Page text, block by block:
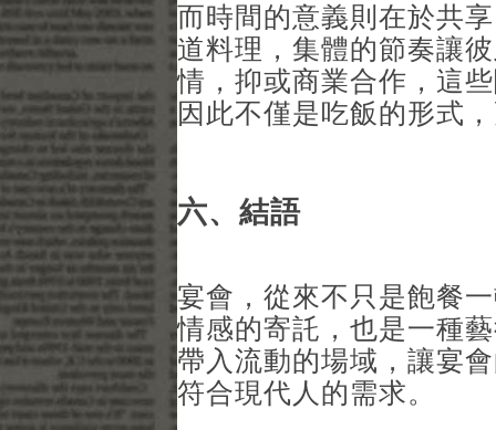
而時間的意義則在於共
道料理，集體的節奏讓
情，抑或商業合作，這
因此不僅是吃飯的形式
六、結語
宴會，從來不只是飽餐
情感的寄託，也是一種
帶入流動的場域，讓宴
符合現代人的需求。